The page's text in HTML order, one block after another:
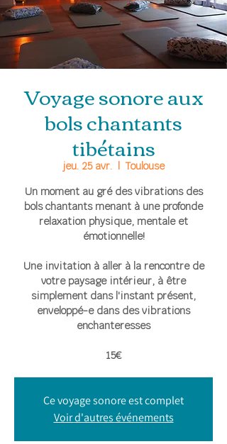
Voyage sonore aux
bols chantants
tibétains
jeu. 25 avr.
  |
Toulouse
Un moment au gré des vibrations des
bols chantants menant à une profonde
relaxation physique, mentale et
émotionnelle!
Une invitation à aller à la rencontre de
votre paysage intérieur, à être
simplement dans l'instant présent,
enveloppé-e dans des vibrations
enchanteresses
15€
Ce voyage sonore est complet
Voir d'autres événements